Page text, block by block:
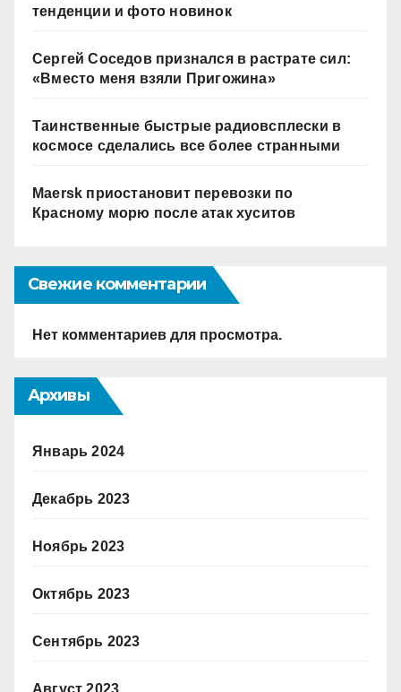
тенденции и фото новинок
Сергей Соседов признался в растрате сил:
«Вместо меня взяли Пригожина»
Таинственные быстрые радиовсплески в
космосе сделались все более странными
Maersk приостановит перевозки по
Красному морю после атак хуситов
Свежие комментарии
Нет комментариев для просмотра.
Архивы
Январь 2024
Декабрь 2023
Ноябрь 2023
Октябрь 2023
Сентябрь 2023
Август 2023